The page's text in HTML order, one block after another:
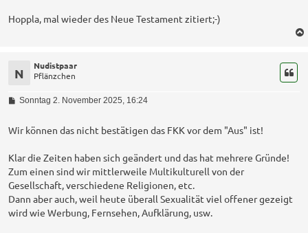
Hoppla, mal wieder des Neue Testament zitiert;-)
N
Nudistpaar
Pflänzchen
B
t
g
Sonntag 2. November 2025, 16:24
Wir können das nicht bestätigen das FKK vor dem "Aus" ist!
Klar die Zeiten haben sich geändert und das hat mehrere Gründe!
Zum einen sind wir mittlerweile Multikulturell von der
Gesellschaft, verschiedene Religionen, etc.
Dann aber auch, weil heute überall Sexualität viel offener gezeigt
wird wie Werbung, Fernsehen, Aufklärung, usw.